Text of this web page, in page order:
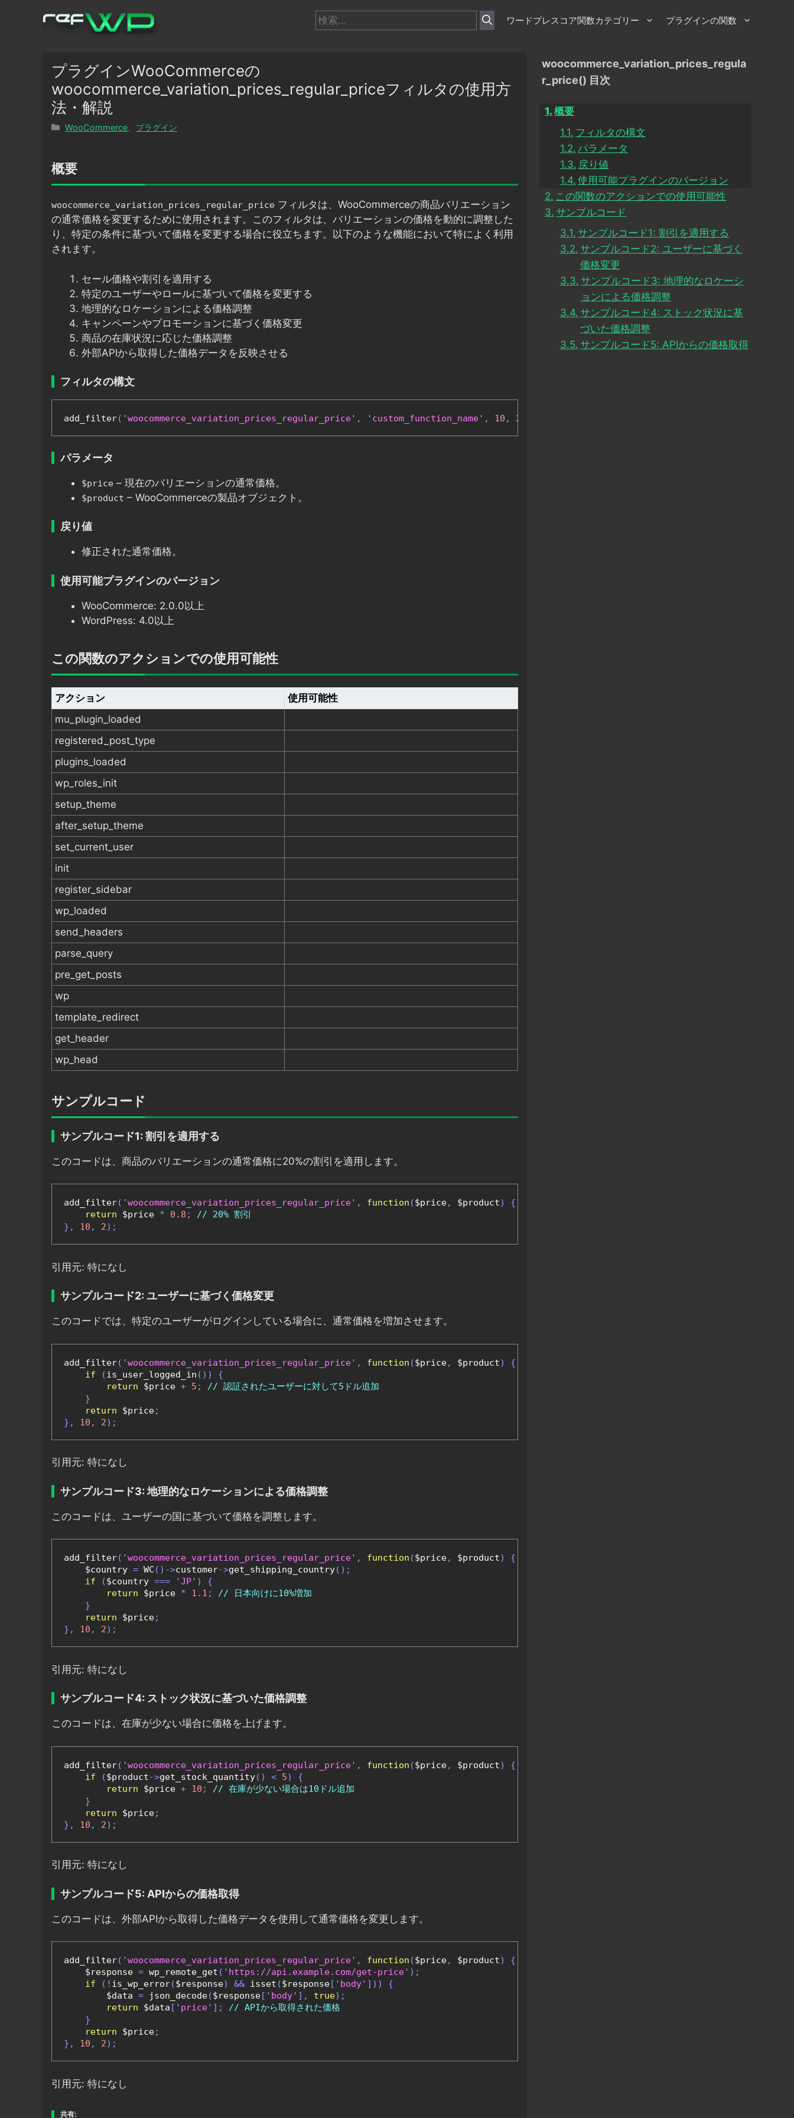
検
索:
ワードプレスコア関数カテゴリー プラグインの関数
プラグインWooCommerceの
woocommerce_variation_prices_regular_priceフィルタの使用方
法・解説
カ
リ
ー
WooCommerce プラグイン
概要
woocommerce_variation_prices_regular_price フィルタは、WooCommerceの商品バリエーション
の通常価格を変更するために使用されます。このフィルタは、バリエーションの価格を動的に調整した
り、特定の条件に基づいて価格を変更する場合に役立ちます。以下のような機能において特によく利用
されます。
セール価格や割引を適用する
特定のユーザーやロールに基づいて価格を変更する
地理的なロケーションによる価格調整
キャンペーンやプロモーションに基づく価格変更
商品の在庫状況に応じた価格調整
外部APIから取得した価格データを反映させる
フィルタの構文
add_filter( 'woocommerce_variation_prices_regular_price' , 'custom_function_name' , 10 , 2
パラメータ
$price – 現在のバリエーションの通常価格。
$product – WooCommerceの製品オブジェクト。
戻り値
修正された通常価格。
使用可能プラグインのバージョン
WooCommerce: 2.0.0以上
WordPress: 4.0以上
この関数のアクションでの使用可能性
アクション
使用可能性
mu_plugin_loaded
registered_post_type
plugins_loaded
wp_roles_init
setup_theme
after_setup_theme
set_current_user
init
register_sidebar
wp_loaded
send_headers
parse_query
pre_get_posts
wp
template_redirect
get_header
wp_head
サンプルコード
サンプルコード1: 割引を適用する
このコードは、商品のバリエーションの通常価格に20%の割引を適用します。
add_filter( 'woocommerce_variation_prices_regular_price' , function ($price, $product)
{
return $price * 0.8 ;
// 20% 割引
},
10 , 2);
引用元: 特になし
サンプルコード2: ユーザーに基づく価格変更
このコードでは、特定のユーザーがログインしている場合に、通常価格を増加させます。
add_filter( 'woocommerce_variation_prices_regular_price' , function ($price, $product)
{
if
(is_user_logged_in ())
{
return $price + 5 ;
// 認証されたユーザーに対して5ドル追加
}
return $price;
},
10 , 2);
引用元: 特になし
サンプルコード3: 地理的なロケーションによる価格調整
このコードは、ユーザーの国に基づいて価格を調整します。
add_filter( 'woocommerce_variation_prices_regular_price' , function ($price, $product)
{
    $country
= WC ()->customer->get_shipping_country();
if
($country === 'JP' )
{
return $price * 1.1 ;
// 日本向けに10%増加
}
return $price;
},
10 , 2);
引用元: 特になし
サンプルコード4: ストック状況に基づいた価格調整
このコードは、在庫が少ない場合に価格を上げます。
add_filter( 'woocommerce_variation_prices_regular_price' , function ($price, $product)
{
if
($product->get_stock_quantity() < 5)
{
return $price + 10 ;
// 在庫が少ない場合は10ドル追加
}
return $price;
},
10 , 2);
引用元: 特になし
サンプルコード5: APIからの価格取得
このコードは、外部APIから取得した価格データを使用して通常価格を変更します。
add_filter( 'woocommerce_variation_prices_regular_price' , function ($price, $product)
{
    $response
= wp_remote_get ( 'https://api.example.com/get-price' );
if
(! is_wp_error($response) && isset ($response [ 'body' ]))
{
        $data
= json_decode($response [ 'body' ], true);
return $data [ 'price' ];
// APIから取得された価格
}
return $price;
},
10 , 2);
引用元: 特になし
共有:
woocommerce_variation_prices_regula
r_price() 目次
概要
フィルタの構文
パラメータ
戻り値
使用可能プラグインのバージョン
この関数のアクションでの使用可能性
サンプルコード
サンプルコード1: 割引を適用する
サンプルコード2: ユーザーに基づく
価格変更
サンプルコード3: 地理的なロケーシ
ョンによる価格調整
サンプルコード4: ストック状況に基
づいた価格調整
サンプルコード5: APIからの価格取得